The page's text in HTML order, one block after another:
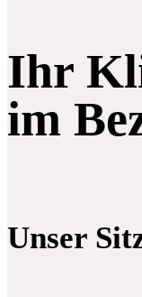
Ihr
im
Unser